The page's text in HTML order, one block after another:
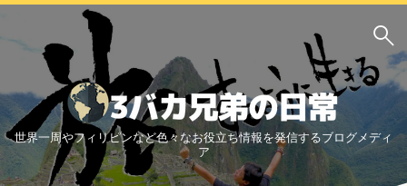
サイト内検索
3バカ兄弟のブログ
三男：増田っちのブロ
世界一周やフィリピンなど色々なお役立ち情報を発信するブログメディ
ア